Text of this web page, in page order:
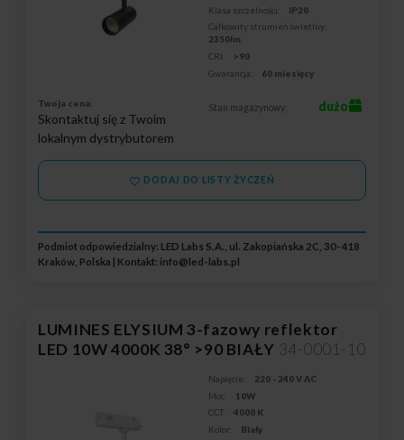
Klasa szczelności:
IP20
Całkowity strumień świetlny:
2350lm
CRI:
>90
Gwarancja:
60 miesięcy
Twoja cena:
Skontaktuj się z Twoim
lokalnym dystrybutorem
Stan magazynowy: dużo
DODAJ DO LISTY ŻYCZEŃ
Podmiot odpowiedzialny: LED Labs S.A., ul. Zakopiańska 2C, 30-418
Kraków, Polska | Kontakt: info@led-labs.pl
LUMINES ELYSIUM 3-fazowy reflektor
LED 10W 4000K 38° >90 BIAŁY 34-0001-10
Napięcie:
220 - 240 V AC
Moc:
10W
CCT:
4000 K
Kolor:
Biały